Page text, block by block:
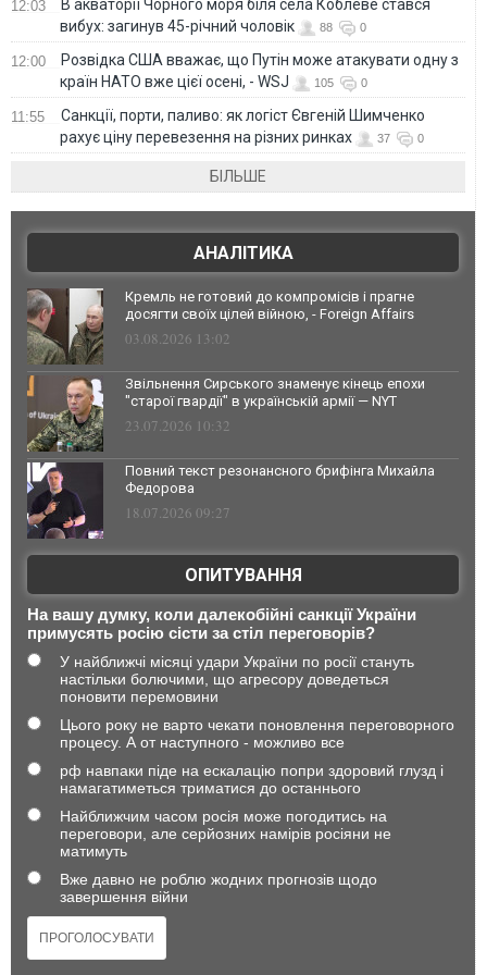
12:03
В акваторії Чорного моря біля села Коблеве стався
вибух: загинув 45-річний чоловік
88 0
12:00
Розвідка США вважає, що Путін може атакувати одну з
країн НАТО вже цієї осені, - WSJ
105 0
11:55
Санкції, порти, паливо: як логіст Євгеній Шимченко
рахує ціну перевезення на різних ринках
37 0
БІЛЬШЕ
АНАЛІТИКА
Кремль не готовий до компромісів і прагне
досягти своїх цілей війною, - Foreign Affairs
03.08.2026 13:02
Звільнення Сирського знаменує кінець епохи
"старої гвардії" в українській армії — NYT
23.07.2026 10:32
Повний текст резонансного брифінга Михайла
Федорова
18.07.2026 09:27
ОПИТУВАННЯ
На вашу думку, коли далекобійні санкції України
примусять росію сісти за стіл переговорів?
У найближчі місяці удари України по росії стануть
настільки болючими, що агресору доведеться
поновити перемовини
Цього року не варто чекати поновлення переговорного
процесу. А от наступного - можливо все
рф навпаки піде на ескалацію попри здоровий глузд і
намагатиметься триматися до останнього
Найближчим часом росія може погодитись на
переговори, але серйозних намірів росіяни не
матимуть
Вже давно не роблю жодних прогнозів щодо
завершення війни